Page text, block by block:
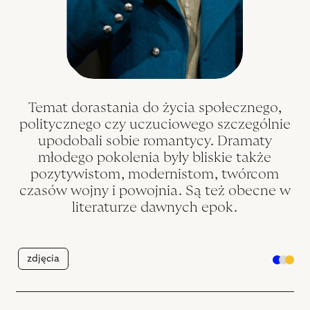
Temat dorastania do życia społecznego,
politycznego czy uczuciowego szczególnie
upodobali sobie romantycy. Dramaty
młodego pokolenia były bliskie także
pozytywistom, modernistom, twórcom
czasów wojny i powojnia. Są też obecne w
literaturze dawnych epok.
zdjęcia